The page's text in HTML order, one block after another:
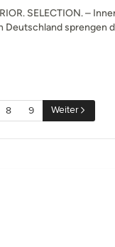
SELECTION. –
Deutschland sprengen
8 9 Weiter